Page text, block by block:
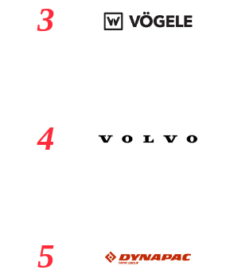
3
4
5